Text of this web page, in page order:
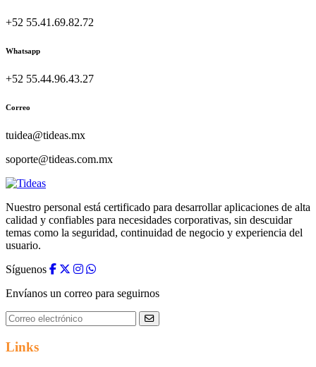
+52 55.41.69.82.72
Whatsapp
+52 55.44.96.43.27
Correo
tuidea@tideas.mx
soporte@tideas.com.mx
Nuestro personal está certificado para desarrollar aplicaciones de alta
calidad y confiables para necesidades corporativas, sin descuidar
temas como la seguridad, continuidad de negocio y experiencia del
usuario.
Síguenos
Envíanos un correo para seguirnos
Links